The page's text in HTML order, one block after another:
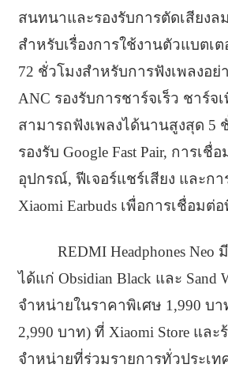
สนทนาและรองรับการตัดเสียงล
สำหรับเรื่องการใช้งานตัวแบตเ
72 ชั่วโมงสำหรับการฟังเพลงอย่
ANC รองรับการชาร์จเร็ว ชาร์จ
สามารถฟังเพลงได้นานสูงสุด 5
รองรับ Google Fast Pair, การเ
อุปกรณ์, ฟีเจอร์แชร์เสียง และก
Xiaomi Earbuds เพื่อการเชื่อมต่
REDMI Headphones Neo
ได้แก่ Obsidian Black และ Sand
จำหน่ายในราคาพิเศษ 1,990 บ
2,990 บาท) ที่ Xiaomi Store แล
จำหน่ายที่ร่วมรายการทั่วประเท